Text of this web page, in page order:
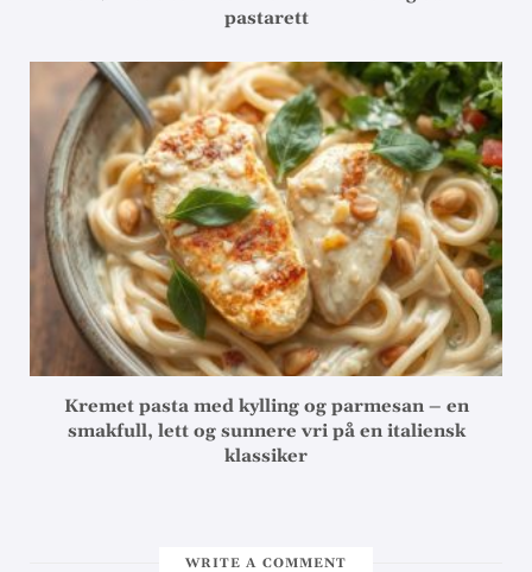
pastarett
Kremet pasta med kylling og parmesan – en
smakfull, lett og sunnere vri på en italiensk
klassiker
WRITE A COMMENT